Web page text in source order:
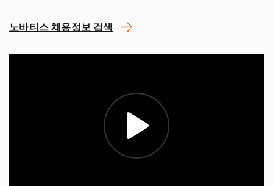
노바티스 채용정보 검색